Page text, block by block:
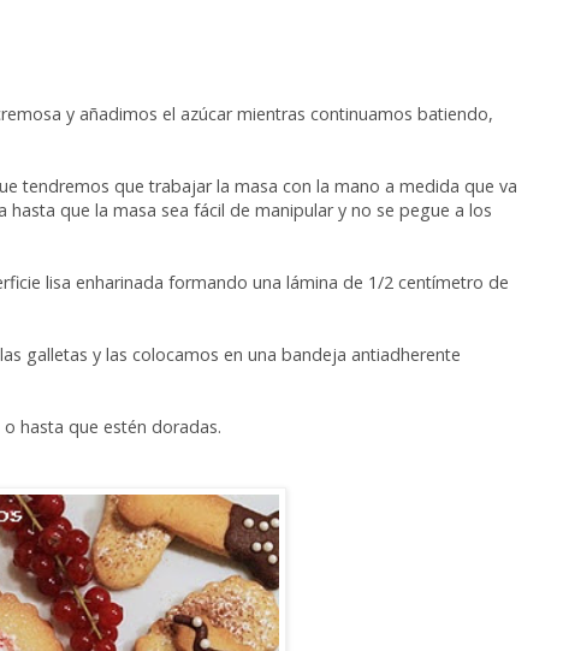
y añadimos el azúcar mientras continuamos batiendo,
tendremos que trabajar la masa con la mano a medida que va
que la masa sea fácil de manipular y no se pegue a los
lisa enharinada formando una lámina de 1/2 centímetro de
galletas y las colocamos en una bandeja antiadherente
hasta que estén doradas.